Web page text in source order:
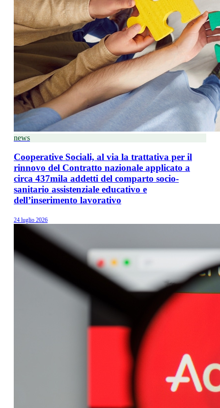
news
Cooperative Sociali, al via la trattativa per il
rinnovo del Contratto nazionale applicato a
circa 437mila addetti del comparto socio-
sanitario assistenziale educativo e
dell’inserimento lavorativo
24 luglio 2026